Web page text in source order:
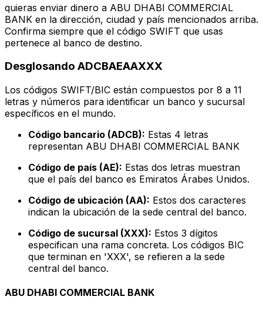
quieras enviar dinero a ABU DHABI COMMERCIAL
BANK en la dirección, ciudad y país mencionados arriba.
Confirma siempre que el código SWIFT que usas
pertenece al banco de destino.
Desglosando ADCBAEAAXXX
Los códigos SWIFT/BIC están compuestos por 8 a 11
letras y números para identificar un banco y sucursal
específicos en el mundo.
Código bancario (ADCB): Estas 4 letras
representan ABU DHABI COMMERCIAL BANK
Código de país (AE): Estas dos letras muestran
que el país del banco es Emiratos Árabes Unidos.
Código de ubicación (AA): Estos dos caracteres
indican la ubicación de la sede central del banco.
Código de sucursal (XXX): Estos 3 dígitos
especifican una rama concreta. Los códigos BIC
que terminan en 'XXX', se refieren a la sede
central del banco.
ABU DHABI COMMERCIAL BANK